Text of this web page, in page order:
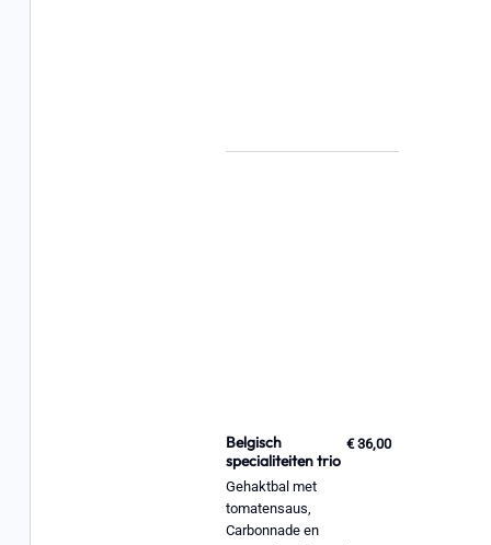
Belgisch
specialiteiten trio
Gehaktbal met
tomatensaus,
Carbonnade en
€ 36,00